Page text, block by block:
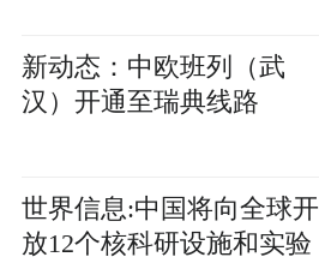
新动态：中欧班列（武
汉）开通至瑞典线路
世界信息:中国将向全球开
放12个核科研设施和实验